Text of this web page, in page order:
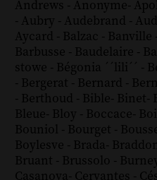
Andrews - Anonyme-
- Aubry - Audebrand -
Aycard - Balzac - Banville -
Barbusse - Baudelaire -
stowe - Bégonia ´´lili´´ -
- Bergerat - Bernard -
- Berthoud - Bible- Binet-
Bleue- Bloy - Boccace-
Bouniol - Bourget -
Boylesve - Brada-
Bruant - Brussolo -
Casanova- Cervantes -